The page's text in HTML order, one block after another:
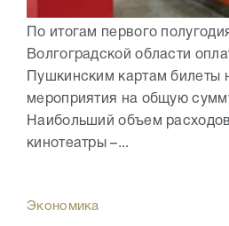
По итогам первого
Волгоградской области
Пушкинским картам билеты
мероприятия на общую
Наибольший объем
кинотеатры –...
Экономика